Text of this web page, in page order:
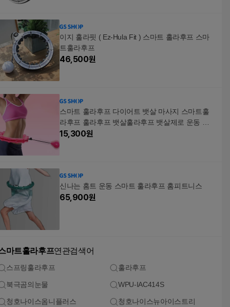
이지 훌라핏 ( Ez-Hula Fit ) 스마트 홀라후프 스마
트훌라후프
46,500원
스마트 훌라후프 다이어트 뱃살 마사지 스마트훌
라후프 훌라후프 뱃살훌라후프 뱃살제로 운동 지
압뱃살 문어빨판 홈트 허리운동 복부마사지
15,300원
신나는 홈트 운동 스마트 훌라후프 홈피트니스
65,900원
마트훌라후프연관검색어
스프링훌라후프 훌라후프
북극곰의눈물 WPU-IAC414S
청호나이스옴니플러스 청호나이스뉴아이스트리